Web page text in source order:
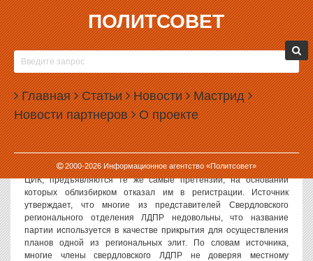
ПОЛИТСОВЕТ
Главная Статьи Новости Мастрид
Новости партнеров О проекте
2000-2026Информационное агентство «Политсовет»
24.02.2004, 13:43
ЛДПР ВСТУПАЕТ В БОРЬБУ С ОППОЗИЦИЕЙ
Представители Свердловского ЛДПР намерены в Верховном
суде оспаривать решение ЦИК о регистрации Партии
возрождения России», «Партии пенсионеров» и блока «Союз
бюджетников Урала». Как сообщил источник в СРО ЛДПР,
решение о передаче иска в Верховный суд России было
инициировано представителями облизбиркома. Источник
утверждает, что в иске к партиям и блокам, зарегистрированным
ЦИК, предъявляются те же самые претензии, на основании
которых облизбирком отказал им в регистрации. Источник
утверждает, что многие из представителей Свердловского
регионального отделения ЛДПР недовольны, что название
партии используется в качестве прикрытия для осуществления
планов одной из региональных элит. По словам источника,
многие члены свердловского ЛДПР не доверяя местному